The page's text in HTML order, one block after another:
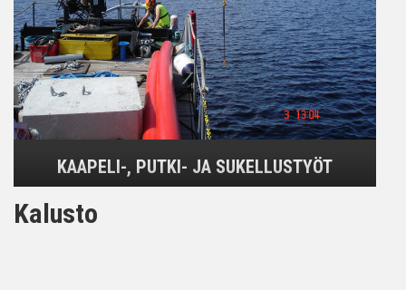
KAAPELI-, PUTKI- JA SUKELLUSTYÖT
Kalusto